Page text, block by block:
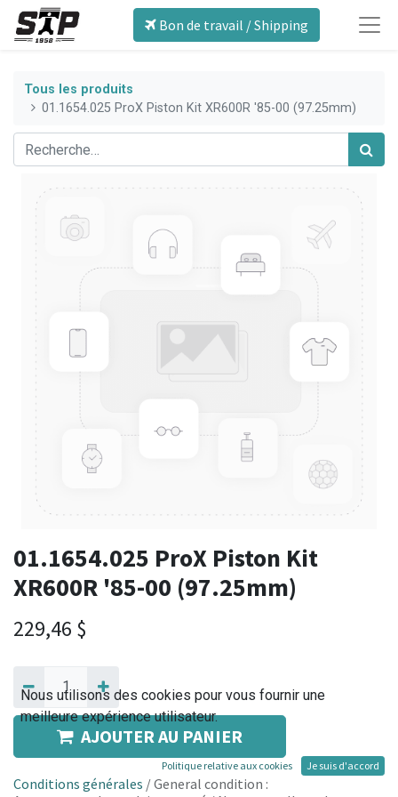
Bon de travail / Shipping
Tous les produits
01.1654.025 ProX Piston Kit XR600R '85-00 (97.25mm)
01.1654.025 ProX Piston Kit
XR600R '85-00 (97.25mm)
229,46 $
AJOUTER AU PANIER
Conditions générales / General condition :
Nous utilisons des cookies pour vous fournir une
meilleure expérience utilisateur.
Politique relative aux cookies Je suis d'accord